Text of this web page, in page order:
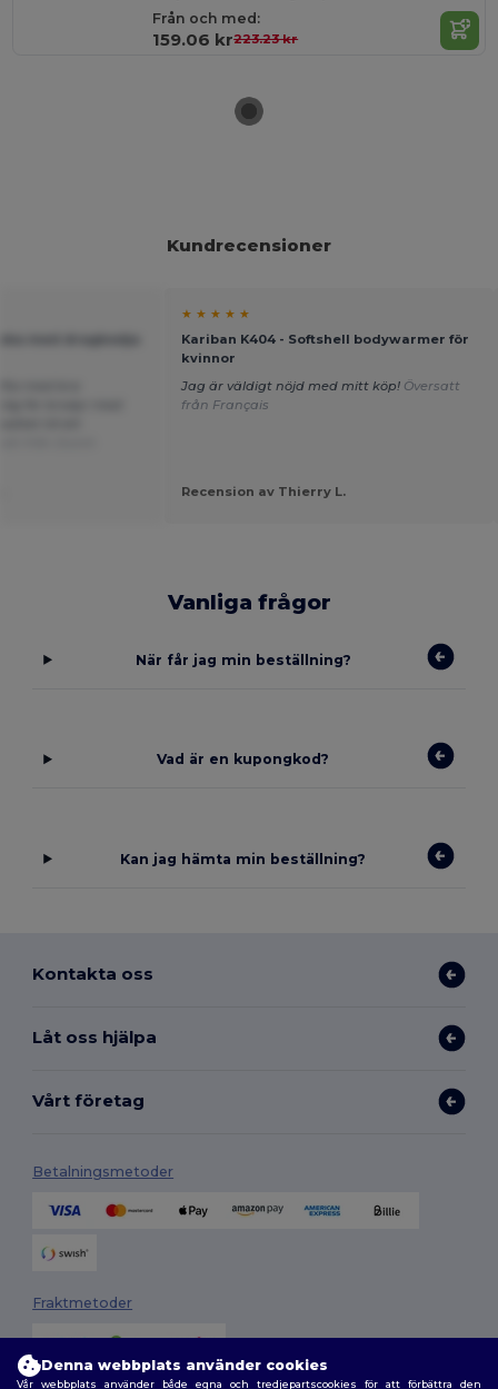
Från och med:
159.06 kr223.23 kr
Kundrecensioner
★ ★ ★ ★ ★
Kariban K404 - Softshell bodywarmer för
kvinnor
Jag är väldigt nöjd med mitt köp! Översatt
från Français
Recension av Thierry L.
Vanliga frågor
När får jag min beställning?
Vad är en kupongkod?
Kan jag hämta min beställning?
Kontakta oss
Låt oss hjälpa
Vårt företag
Betalningsmetoder
Fraktmetoder
Denna webbplats använder cookies
Vår webbplats använder både egna och tredjepartscookies för att förbättra den